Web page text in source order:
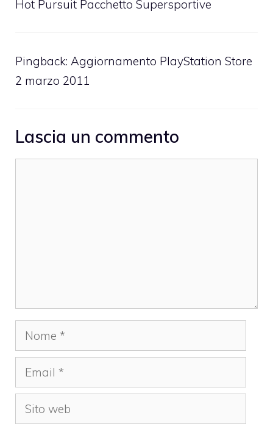
Hot Pursuit Pacchetto Supersportive
Pingback: Aggiornamento PlayStation Store
2 marzo 2011
Lascia un commento
Nome
Email
Sito
web